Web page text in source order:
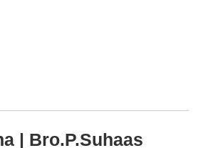
| Bro.P.Suhaas